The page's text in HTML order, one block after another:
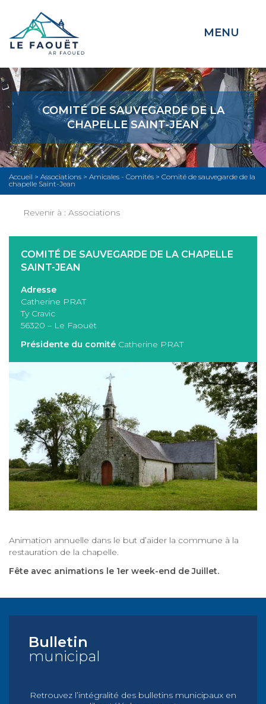
MENU
COMITÉ DE SAUVEGARDE DE LA
CHAPELLE SAINT-JEAN
Accueil > Associations > Amicales - Comités > Comité de sauvegarde de la
chapelle Saint-Jean
Revenir à : Associations
COMITÉ DE SAUVEGARDE DE LA CHAPELLE
SAINT-JEAN
Adresse
Catherine PRAT
Ty Cravic
56320 – Le Faouët
Présidente du comité Catherine PRAT
Animation annuelle dans le but d’aider la commune à la
restauration de la chapelle.
Fête avec animations le 1er week-end de Juillet.
Bulletin
municipal
Retrouvez l’intégralité des bulletins municipaux en